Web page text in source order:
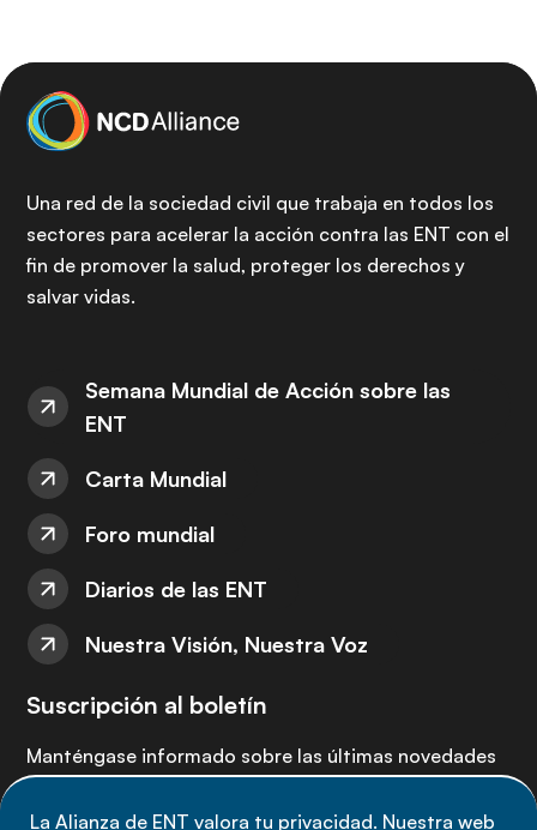
La Alianza de ENT valora tu privacidad. Nuestra web
Una red de la sociedad civil que trabaja en todos los
sectores para acelerar la acción contra las ENT con el
fin de promover la salud, proteger los derechos y
salvar vidas.
Semana Mundial de Acción sobre las
ENT
Carta Mundial
Foro mundial
Diarios de las ENT
Nuestra Visión, Nuestra Voz
Suscripción al boletín
Manténgase informado sobre las últimas novedades